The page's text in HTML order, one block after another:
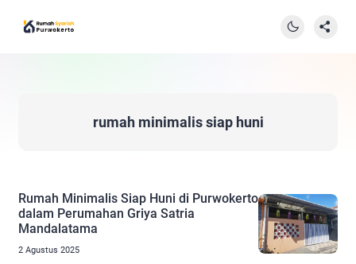
rumah minimalis siap huni
Rumah Minimalis Siap Huni di Purwokerto
dalam Perumahan Griya Satria
Mandalatama
2 Agustus 2025